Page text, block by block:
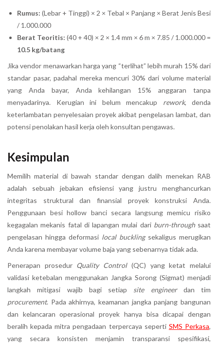
Rumus: (Lebar + Tinggi) × 2 × Tebal × Panjang × Berat Jenis Besi
/ 1.000.000
Berat Teoritis: (40 + 40) × 2 × 1.4 mm × 6 m × 7.85 / 1.000.000 =
10.5 kg/batang
Jika vendor menawarkan harga yang “terlihat” lebih murah 15% dari
standar pasar, padahal mereka mencuri 30% dari volume material
yang Anda bayar, Anda kehilangan 15% anggaran tanpa
menyadarinya. Kerugian ini belum mencakup rework, denda
keterlambatan penyelesaian proyek akibat pengelasan lambat, dan
potensi penolakan hasil kerja oleh konsultan pengawas.
Kesimpulan
Memilih material di bawah standar dengan dalih menekan RAB
adalah sebuah jebakan efisiensi yang justru menghancurkan
integritas struktural dan finansial proyek konstruksi Anda.
Penggunaan besi hollow banci secara langsung memicu risiko
kegagalan mekanis fatal di lapangan mulai dari burn-throughsaat
pengelasan hingga deformasi local bucklingsekaligus merugikan
Anda karena membayar volume baja yang sebenarnya tidak ada.
Penerapan prosedur Quality Control(QC) yang ketat melalui
validasi ketebalan menggunakan Jangka Sorong (Sigmat) menjadi
langkah mitigasi wajib bagi setiap site engineerdan tim
procurement. Pada akhirnya, keamanan jangka panjang bangunan
dan kelancaran operasional proyek hanya bisa dicapai dengan
beralih kepada mitra pengadaan terpercaya seperti SMS Perkasa,
yang secara konsisten menjamin transparansi spesifikasi,